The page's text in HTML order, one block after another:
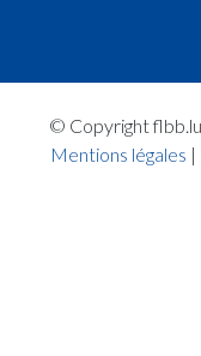
© Copyright
Mentions légales |